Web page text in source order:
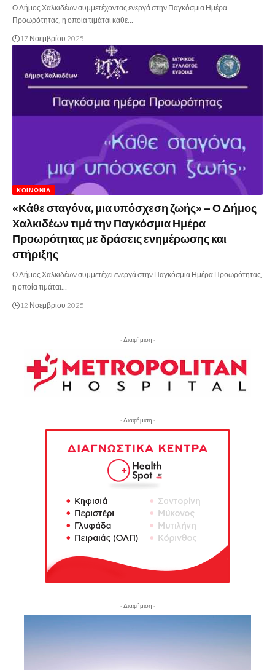
Ο Δήμος Χαλκιδέων συμμετέχοντας ενεργά στην Παγκόσμια Ημέρα
Προωρότητας, η οποία τιμάται κάθε…
17 Νοεμβρίου 2025
ΚΟΙΝΩΝΊΑ
«Κάθε σταγόνα, μια υπόσχεση ζωής» – Ο Δήμος
Χαλκιδέων τιμά την Παγκόσμια Ημέρα
Προωρότητας με δράσεις ενημέρωσης και
στήριξης
Ο Δήμος Χαλκιδέων συμμετέχει ενεργά στην Παγκόσμια Ημέρα Προωρότητας,
η οποία τιμάται…
12 Νοεμβρίου 2025
- Διαφήμιση -
- Διαφήμιση -
- Διαφήμιση -